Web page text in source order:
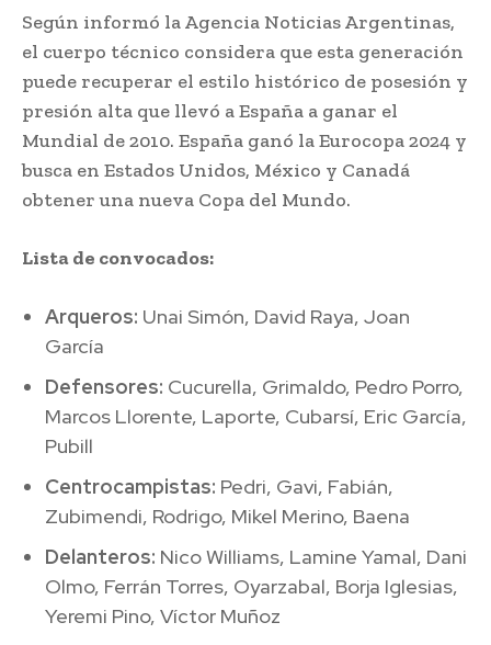
Según informó la Agencia Noticias Argentinas,
el cuerpo técnico considera que esta generación
puede recuperar el estilo histórico de posesión y
presión alta que llevó a España a ganar el
Mundial de 2010. España ganó la Eurocopa 2024 y
busca en Estados Unidos, México y Canadá
obtener una nueva Copa del Mundo.
Lista de convocados:
Arqueros: Unai Simón, David Raya, Joan
García
Defensores: Cucurella, Grimaldo, Pedro Porro,
Marcos Llorente, Laporte, Cubarsí, Eric García,
Pubill
Centrocampistas: Pedri, Gavi, Fabián,
Zubimendi, Rodrigo, Mikel Merino, Baena
Delanteros: Nico Williams, Lamine Yamal, Dani
Olmo, Ferrán Torres, Oyarzabal, Borja Iglesias,
Yeremi Pino, Víctor Muñoz